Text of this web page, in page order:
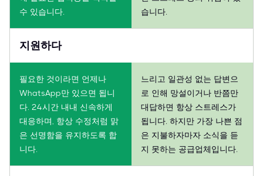
수 있습니다.
습니다.
지원하다
필요한 것이라면 언제나
WhatsApp만 있으면 됩니
다. 24시간 내내 신속하게
대응하며, 항상 수정처럼 맑
은 선명함을 유지하도록 합
니다.
느리고 일관성 없는 답변으
로 인해 망설이거나 반쯤만
대답하면 항상 스트레스가
됩니다. 하지만 가장 나쁜 점
은 지불하자마자 소식을 듣
지 못하는 공급업체입니다.